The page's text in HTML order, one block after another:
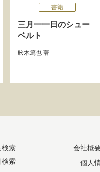
書籍
三月一一日のシュー
ベルト
舩木篤也 著
索
検索
会社概
個人